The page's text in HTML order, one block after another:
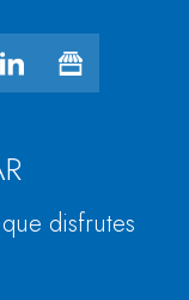
disfrutes